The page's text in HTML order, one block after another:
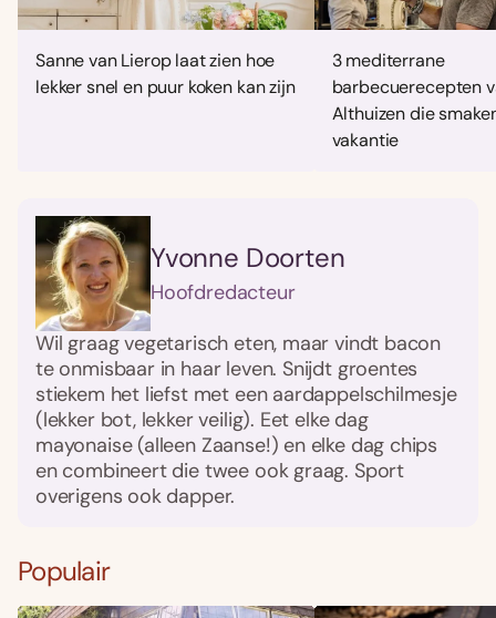
Sanne van Lierop laat zien hoe
lekker snel en puur koken kan zijn
3 mediterrane
barbecuerecepten
Althuizen die
vakantie
Yvonne Doorten
Hoofdredacteur
Wil graag vegetarisch eten, maar vindt bacon
te onmisbaar in haar leven. Snijdt groentes
stiekem het liefst met een aardappelschilmesje
(lekker bot, lekker veilig). Eet elke dag
mayonaise (alleen Zaanse!) en elke dag chips
en combineert die twee ook graag. Sport
overigens ook dapper.
Populair